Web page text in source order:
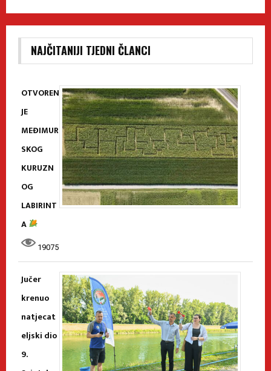
NAJČITANIJI TJEDNI ČLANCI
OTVOREN
JE
MEĐIMUR
SKOG
KURUZN
OG
LABIRINT
A
19075
Jučer
krenuo
natjecat
eljski dio
9.